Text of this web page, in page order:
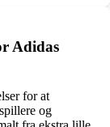
Adidas
for at
og